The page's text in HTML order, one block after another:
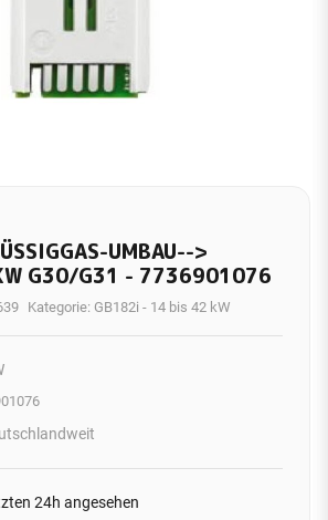
UMBAU-->
G30/G31 - 7736901076
Kategorie: GB182i - 14 bis 42 kW
24h angesehen